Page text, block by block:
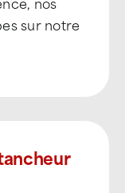
sur notre